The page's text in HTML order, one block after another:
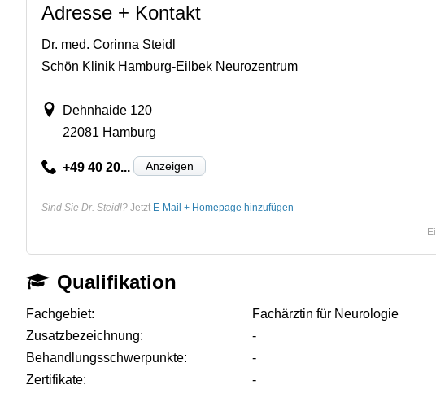
Adresse + Kontakt
Dr. med. Corinna Steidl
Schön Klinik Hamburg-Eilbek Neurozentrum
Dehnhaide 120
22081 Hamburg
+49 40 20... Anzeigen
Sind Sie Dr. Steidl? Jetzt E-Mail + Homepage hinzufügen
Qualifikation
Fachgebiet:
Fachärztin für Neurologie
Zusatzbezeichnung:
-
Behandlungsschwerpunkte:
-
Zertifikate:
-